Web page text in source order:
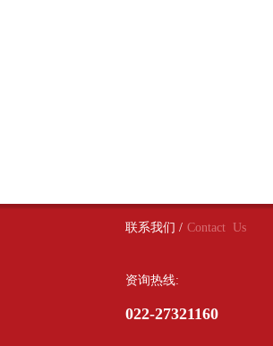
联系我们 / Contact Us
资询热线:
022-27321160